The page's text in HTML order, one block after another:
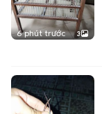
6 phút trước 3